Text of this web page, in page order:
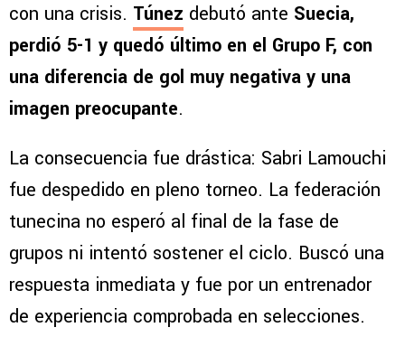
con una crisis. Túnez debutó ante Suecia,
perdió 5-1 y quedó último en el Grupo F, con
una diferencia de gol muy negativa y una
imagen preocupante.
La consecuencia fue drástica: Sabri Lamouchi
fue despedido en pleno torneo. La federación
tunecina no esperó al final de la fase de
grupos ni intentó sostener el ciclo. Buscó una
respuesta inmediata y fue por un entrenador
de experiencia comprobada en selecciones.